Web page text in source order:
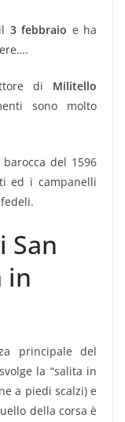
3 febbraio e ha
di Militello
sono molto
del 1596
ed i campanelli
San
in
principale del
la “salita in
a piedi scalzi) e
della corsa è